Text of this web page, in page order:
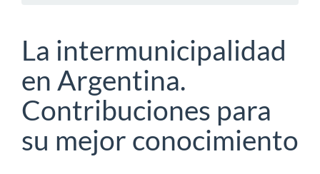
La intermunicipalidad
en Argentina.
Contribuciones para
su mejor conocimiento